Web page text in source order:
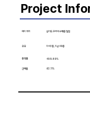
Project
대지 위치 경기도 구리시 수택동 일원
규모 지하3층, 지상49층
용적률 499.89%
건폐율 63.11%